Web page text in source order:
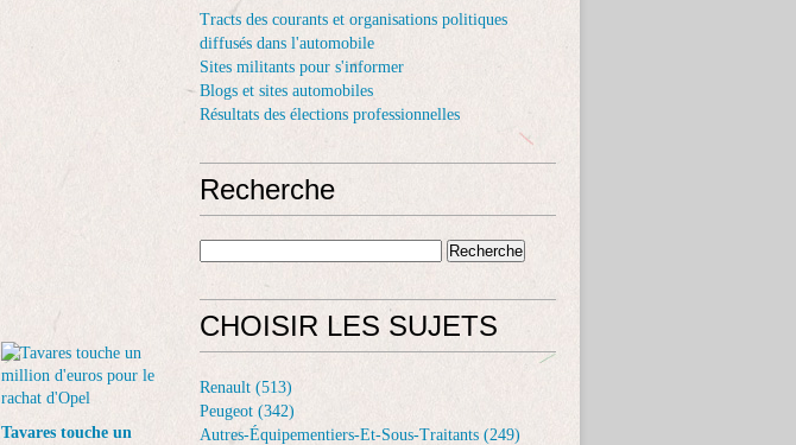
Tavares touche un
Tracts des courants et organisations politiques
diffusés dans l'automobile
Sites militants pour s'informer
Blogs et sites automobiles
Résultats des élections professionnelles
Recherche
CHOISIR LES SUJETS
Renault (513)
Peugeot (342)
Autres-Équipementiers-Et-Sous-Traitants (249)